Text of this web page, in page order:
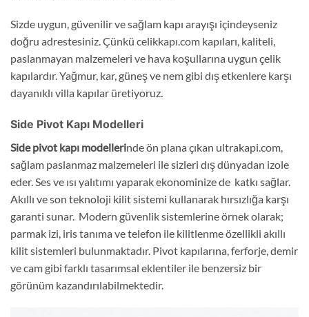
Sizde uygun, güvenilir ve sağlam kapı arayışı içindeyseniz
doğru adrestesiniz. Çünkü celikkapı.com kapıları, kaliteli,
paslanmayan malzemeleri ve hava koşullarına uygun çelik
kapılardır. Yağmur, kar, güneş ve nem gibi dış etkenlere karşı
dayanıklı villa kapılar üretiyoruz.
Side Pivot Kapı Modelleri
Side pivot kapı modellerinde ön plana çıkan ultrakapi.com,
sağlam paslanmaz malzemeleri ile sizleri dış dünyadan izole
eder. Ses ve ısı yalıtımı yaparak ekonominize de katkı sağlar.
Akıllı ve son teknoloji kilit sistemi kullanarak hırsızlığa karşı
garanti sunar. Modern güvenlik sistemlerine örnek olarak;
parmak izi, iris tanıma ve telefon ile kilitlenme özellikli akıllı
kilit sistemleri bulunmaktadır. Pivot kapılarına, ferforje, demir
ve cam gibi farklı tasarımsal eklentiler ile benzersiz bir
görünüm kazandırılabilmektedir.